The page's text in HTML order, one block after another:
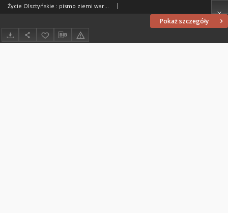
Pokaż szczegóły
Życie Olsztyńskie : pismo ziemi warmińsko-mazurskiej, 1952, nr 112